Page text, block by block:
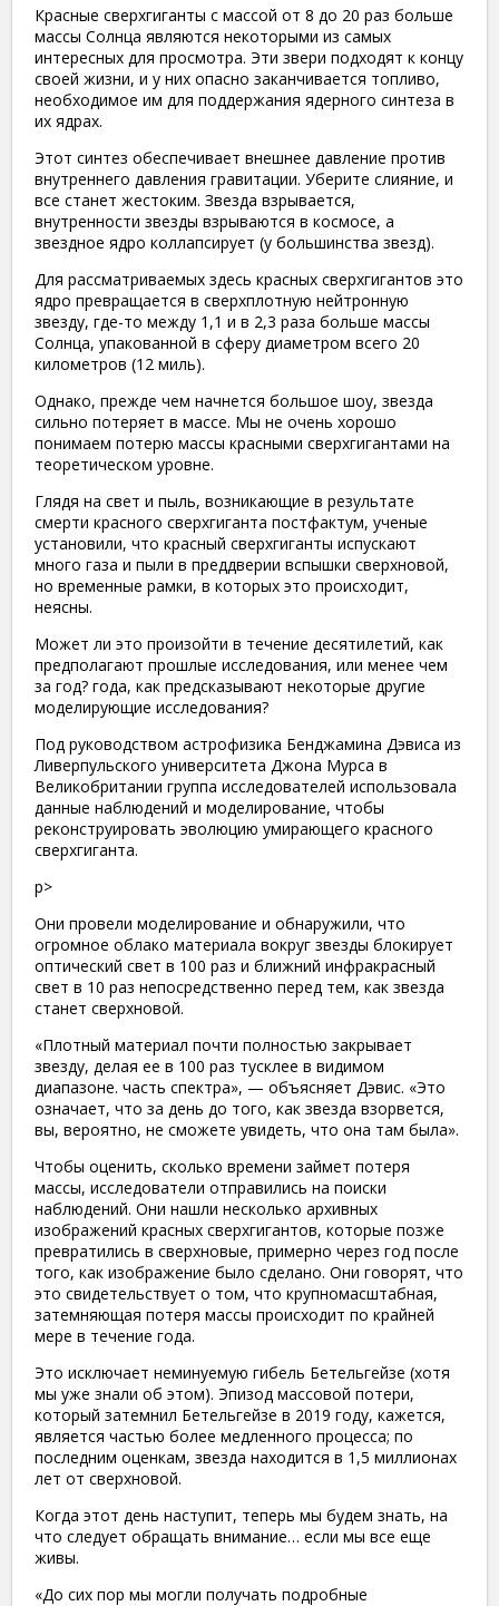
Красные сверхгиганты с массой от 8 до 20 раз больше
массы Солнца являются некоторыми из самых
интересных для просмотра. Эти звери подходят к концу
своей жизни, и у них опасно заканчивается топливо,
необходимое им для поддержания ядерного синтеза в
их ядрах.
Этот синтез обеспечивает внешнее давление против
внутреннего давления гравитации. Уберите слияние, и
все станет жестоким. Звезда взрывается,
внутренности звезды взрываются в космосе, а
звездное ядро ​​коллапсирует (у большинства звезд).
Для рассматриваемых здесь красных сверхгигантов это
ядро ​​превращается в сверхплотную нейтронную
звезду, где-то между 1,1 и в 2,3 раза больше массы
Солнца, упакованной в сферу диаметром всего 20
километров (12 миль).
Однако, прежде чем начнется большое шоу, звезда
сильно потеряет в массе. Мы не очень хорошо
понимаем потерю массы красными сверхгигантами на
теоретическом уровне.
Глядя на свет и пыль, возникающие в результате
смерти красного сверхгиганта постфактум, ученые
установили, что красный сверхгиганты испускают
много газа и пыли в преддверии вспышки сверхновой,
но временные рамки, в которых это происходит,
неясны.
Может ли это произойти в течение десятилетий, как
предполагают прошлые исследования, или менее чем
за год? года, как предсказывают некоторые другие
моделирующие исследования?
Под руководством астрофизика Бенджамина Дэвиса из
Ливерпульского университета Джона Мурса в
Великобритании группа исследователей использовала
данные наблюдений и моделирование, чтобы
реконструировать эволюцию умирающего красного
сверхгиганта.
p>
Они провели моделирование и обнаружили, что
огромное облако материала вокруг звезды блокирует
оптический свет в 100 раз и ближний инфракрасный
свет в 10 раз непосредственно перед тем, как звезда
станет сверхновой.
«Плотный материал почти полностью закрывает
звезду, делая ее в 100 раз тусклее в видимом
диапазоне. часть спектра», — объясняет Дэвис. «Это
означает, что за день до того, как звезда взорвется,
вы, вероятно, не сможете увидеть, что она там была».
Чтобы оценить, сколько времени займет потеря
массы, исследователи отправились на поиски
наблюдений. Они нашли несколько архивных
изображений красных сверхгигантов, которые позже
превратились в сверхновые, примерно через год после
того, как изображение было сделано. Они говорят, что
это свидетельствует о том, что крупномасштабная,
затемняющая потеря массы происходит по крайней
мере в течение года.
Это исключает неминуемую гибель Бетельгейзе (хотя
мы уже знали об этом). Эпизод массовой потери,
который затемнил Бетельгейзе в 2019 году, кажется,
является частью более медленного процесса; по
последним оценкам, звезда находится в 1,5 миллионах
лет от сверхновой.
Когда этот день наступит, теперь мы будем знать, на
что следует обращать внимание… если мы все еще
живы.
«До сих пор мы могли получать подробные